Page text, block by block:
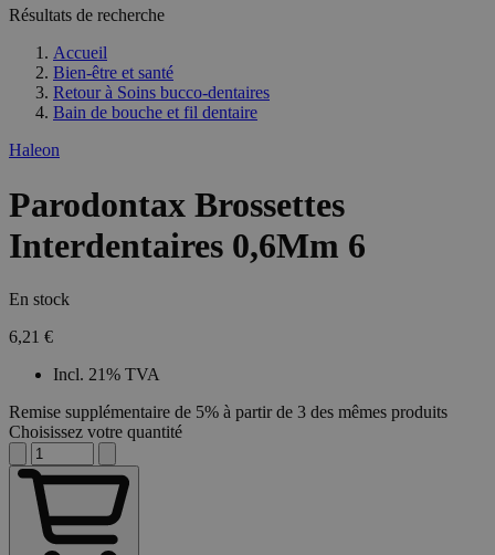
Résultats de recherche
Accueil
Bien-être et santé
Retour à Soins bucco-dentaires
Bain de bouche et fil dentaire
Haleon
Parodontax Brossettes
Interdentaires 0,6Mm 6
En stock
6,21 €
Incl. 21% TVA
Remise supplémentaire de 5% à partir de 3 des mêmes produits
Choisissez votre quantité